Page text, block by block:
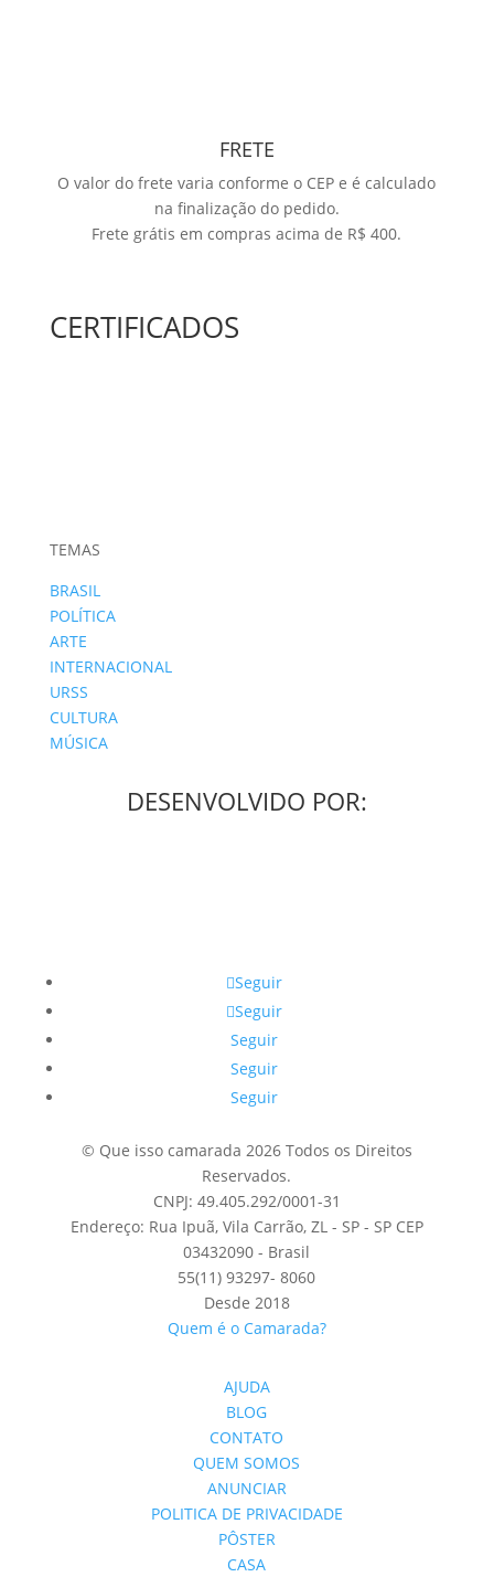
FRETE
O valor do frete varia conforme o CEP e é calculado
na finalização do pedido.
Frete grátis em compras acima de R$ 400.
CERTIFICADOS
TEMAS
BRASIL
POLÍTICA
ARTE
INTERNACIONAL
URSS
CULTURA
MÚSICA
DESENVOLVIDO POR:
Seguir
Seguir
Seguir
Seguir
Seguir
© Que isso camarada 2026 Todos os Direitos
Reservados.
CNPJ: 49.405.292/0001-31
Endereço: Rua Ipuã, Vila Carrão, ZL - SP - SP CEP
03432090 - Brasil
55(11) 93297- 8060
Desde 2018
Quem é o Camarada?
AJUDA
BLOG
CONTATO
QUEM SOMOS
ANUNCIAR
POLITICA DE PRIVACIDADE
PÔSTER
CASA